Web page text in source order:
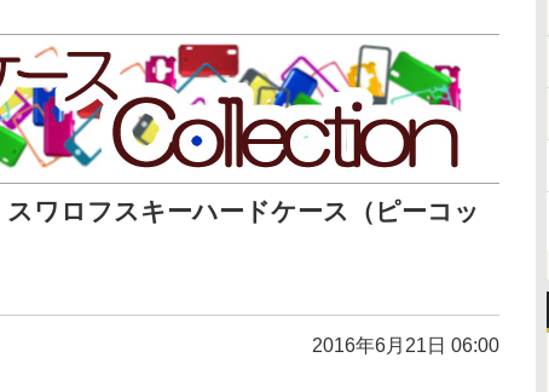
ワロフスキーハードケース（ピーコッ
2016年6月21日 06:00